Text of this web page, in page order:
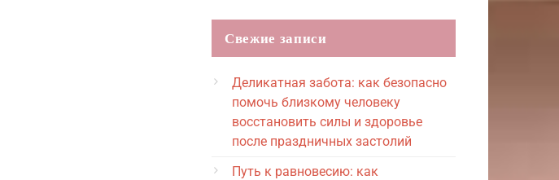
Свежие записи
Деликатная забота: как безопасно
помочь близкому человеку
восстановить силы и здоровье
после праздничных застолий
Путь к равновесию: как